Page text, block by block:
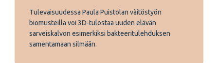
Tulevaisuudessa Paula Puistolan väitöstyön
biomusteilla voi 3D-tulostaa uuden elävän
sarveiskalvon esimerkiksi bakteeritulehduksen
samentamaan silmään.